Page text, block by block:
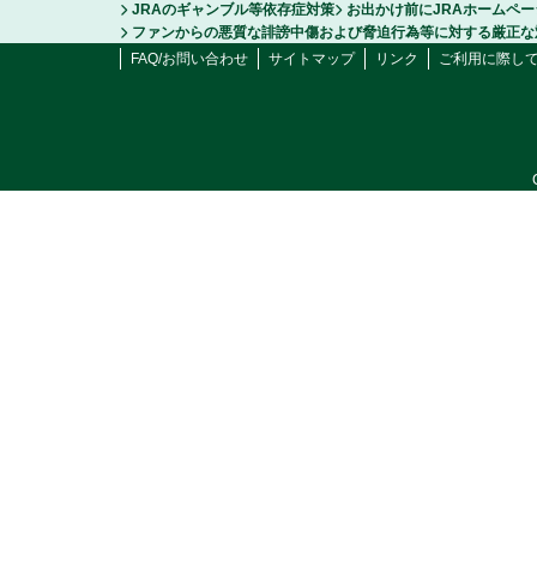
JRAのギャンブル等依存症対策
お出かけ前にJRAホームペ
ファンからの悪質な誹謗中傷および脅迫行為等に対する厳正
FAQ/お問い合わせ
サイトマップ リンク ご利用に際し